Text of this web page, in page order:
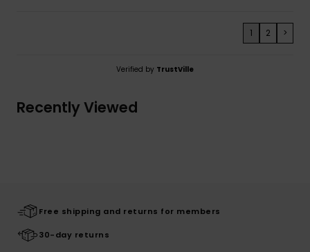
1 2 >
Verified by TrustVille
Recently Viewed
Free shipping and returns for members
30-day returns